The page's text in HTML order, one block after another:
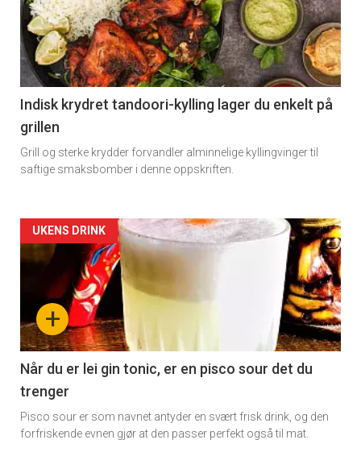
Indisk krydret tandoori-kylling lager du enkelt på
grillen
Grill og sterke krydder forvandler alminnelige kyllingvinger til
saftige smaksbomber i denne oppskriften.
Forsiden
akkurat
nå
-
2
+
UKENS DRINK
Når du er lei gin tonic, er en pisco sour det du
trenger
Pisco sour er som navnet antyder en svært frisk drink, og den
forfriskende evnen gjør at den passer perfekt også til mat.